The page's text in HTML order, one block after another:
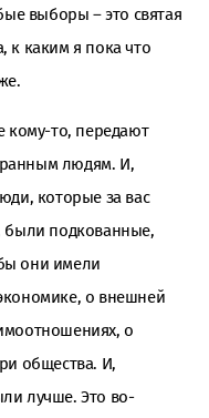
выборы – это святая
к каким я пока что
кому-то, передают
людям. И,
которые за вас
были подкованные,
они имели
о внешней
о
общества. И,
лучше. Это во-